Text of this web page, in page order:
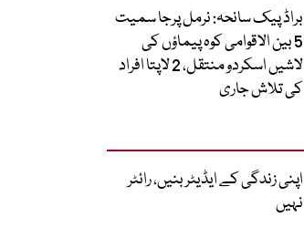
براڈ پیک سانحہ: نرمل پرجا سمیت
5 بین الاقوامی کوہ پیماؤں کی
لاشیں اسکردو منتقل، 2 لاپتا افراد
کی تلاش جاری
اپنی زندگی کے ایڈیٹر بنیں، رائٹر
نہیں